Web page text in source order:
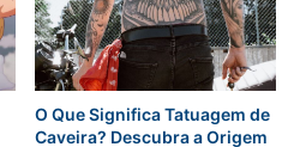
O Que Significa Tatuagem de
Caveira? Descubra a Origem